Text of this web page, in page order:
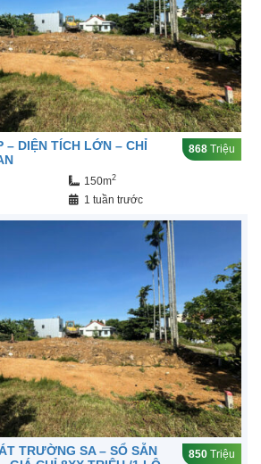
– DIỆN TÍCH LỚN – CHỈ
868 Triệu
150m2
1 tuần trước
TRƯỜNG SA – SỔ SẴN
850 Triệu